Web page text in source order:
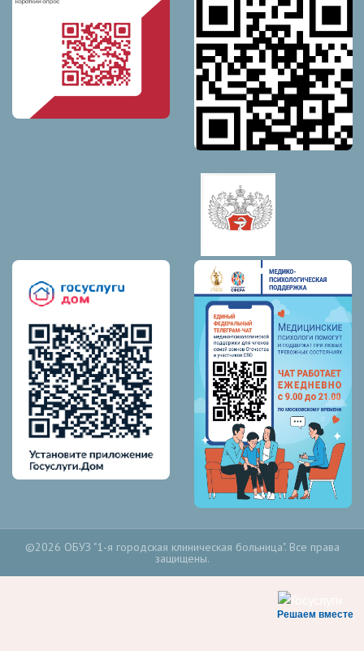
©2026 ОБУЗ "1-я городская клиническая больница". Все права
защищены.
Решаем вместе